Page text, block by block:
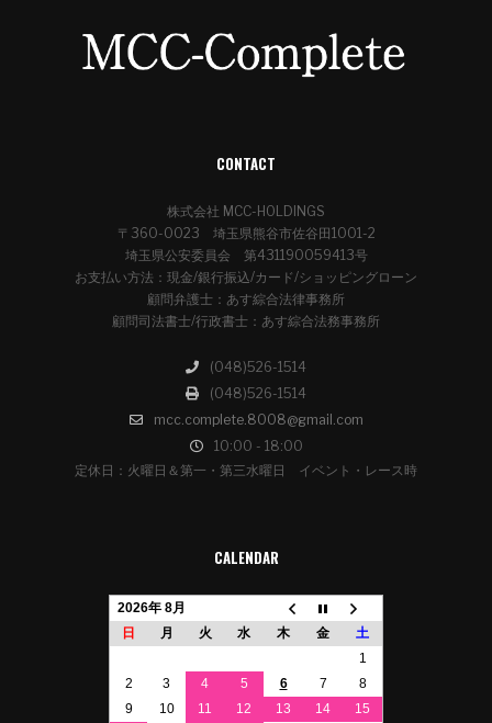
CONTACT
株式会社 MCC-HOLDINGS
〒360-0023 埼玉県熊谷市佐谷田1001-2
埼玉県公安委員会 第431190059413号
お支払い方法：現金/銀行振込/カード/ショッピングローン
顧問弁護士：あす綜合法律事務所
顧問司法書士/行政書士：あす綜合法務事務所
(048)526-1514
(048)526-1514
mcc.complete.8008@gmail.com
10:00 - 18:00
定休日：火曜日＆第一・第三水曜日 イベント・レース時
CALENDAR
2026年 8月
日
月 火 水 木 金
土
1
2
3 4 5 6 7
8
9
10 11 12 13 14 15